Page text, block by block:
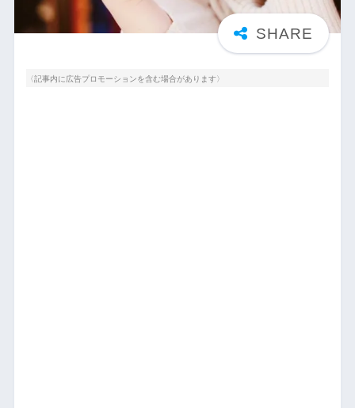
〈記事内に広告プロモーションを含む場合があります〉